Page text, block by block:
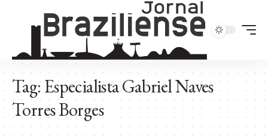
Tag:Especialista Gabriel Naves
Torres Borges